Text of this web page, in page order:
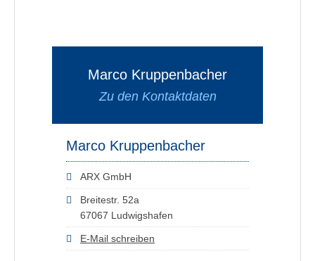
Marco Kruppenbacher
Zu den Kontaktdaten
Marco Kruppenbacher
ARX GmbH
Breitestr. 52a
67067 Ludwigshafen
E-Mail schreiben